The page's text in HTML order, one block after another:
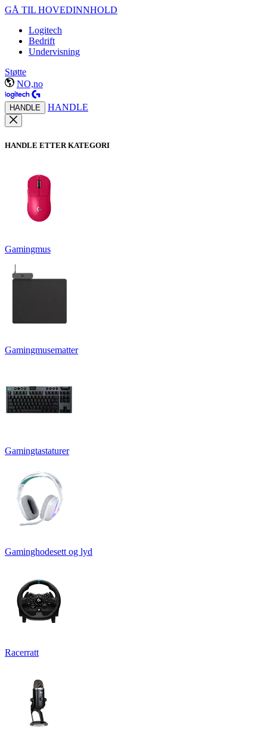
GÅ TIL HOVEDINNHOLD
Logitech
Bedrift
Undervisning
Støtte
NO,no
HANDLE HANDLE
HANDLE ETTER KATEGORI
Gamingmus
Gamingmusematter
Gamingtastaturer
Gaminghodesett og lyd
Racerratt